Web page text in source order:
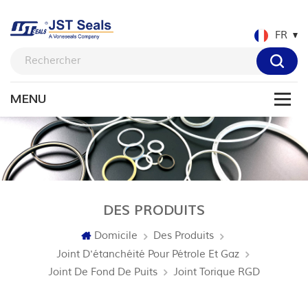
FR
DES PRODUITS
Domicile
Des Produits
Joint D'étanchéité Pour Pétrole Et Gaz
Joint De Fond De Puits
Joint Torique RGD